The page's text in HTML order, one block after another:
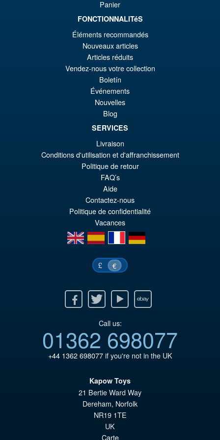
PRE ORDENA
S.H.Figuarts Dragon Ball Z
Frieza Fourth Form Action
Figure ( New Sculpt )
PRE ORDENA
Panier
FONCTIONNALITéS
Éléments recommandés
Nouveaux articles
Articles réduits
Vendez-nous votre collection
Boletín
Événements
Nouvelles
Blog
SERVICES
Livraison
Conditions d'utilisation et d'affranchissement
Politique de retour
FAQ’s
Aide
Contactez-nous
Politique de confidentialité
Vacances
en
es fr de
£ €
Twitter Youtube Ebay
Call us:
01362 698077
+44 1362 698077if you're not in the UK
Kapow Toys
21 Bertie Ward Way
Dereham, Norfolk
NR19 1TE
UK
Carte